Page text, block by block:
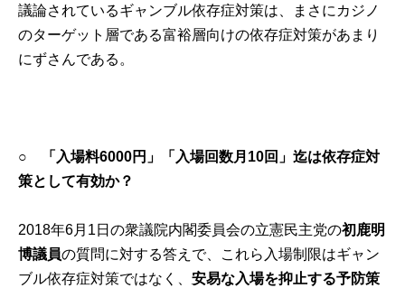
議論されているギャンブル依存症対策は、まさにカジノ
のターゲット層である富裕層向けの依存症対策があまり
にずさんである。
○ 「入場料6000円」「入場回数月10回」迄は依存症対
策として有効か？
2018年6月1日の衆議院内閣委員会の立憲民主党の初鹿明
博議員の質問に対する答えで、これら入場制限はギャン
ブル依存症対策ではなく、安易な入場を抑止する予防策